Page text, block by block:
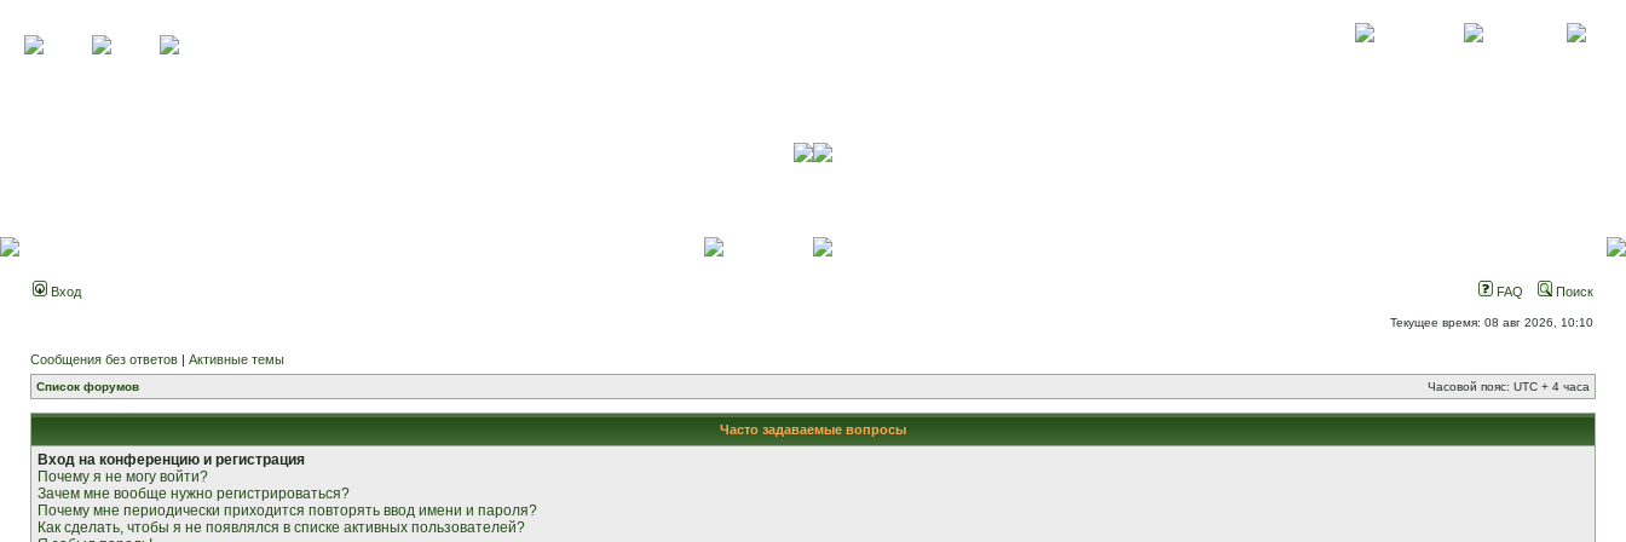
Вход FAQ Поиск
Текущее время: 08 авг 2026, 10:10
Сообщения без ответов | Активные темы
Список форумов Часовой пояс: UTC + 4 часа
Часто задаваемые вопросы
Вход на конференцию и регистрация
Почему я не могу войти?
Зачем мне вообще нужно регистрироваться?
Почему мне периодически приходится повторять ввод имени и пароля?
Как сделать, чтобы я не появлялся в списке активных пользователей?